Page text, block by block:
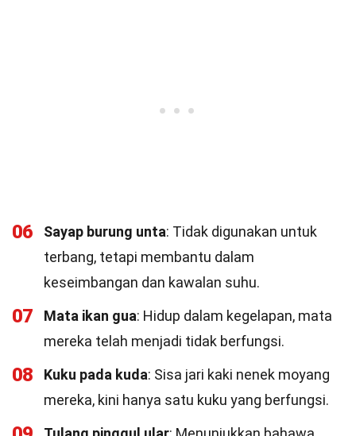
06 Sayap burung unta: Tidak digunakan untuk
terbang, tetapi membantu dalam
keseimbangan dan kawalan suhu.
07 Mata ikan gua: Hidup dalam kegelapan, mata
mereka telah menjadi tidak berfungsi.
08 Kuku pada kuda: Sisa jari kaki nenek moyang
mereka, kini hanya satu kuku yang berfungsi.